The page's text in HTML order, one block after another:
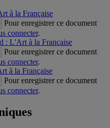
à la Française
Pour enregistrer ce document
connecter.
: L'Art à la Française
Pour enregistrer ce document
connecter.
à la Française
Pour enregistrer ce document
connecter.